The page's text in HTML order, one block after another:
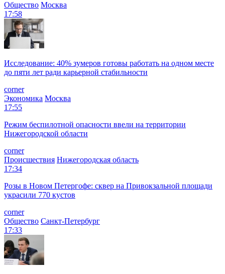
Общество Москва
17:58
Исследование: 40% зумеров готовы работать на одном месте
до пяти лет ради карьерной стабильности
corner
Экономика Москва
17:55
Режим беспилотной опасности ввели на территории
Нижегородской области
corner
Происшествия Нижегородская область
17:34
Розы в Новом Петергофе: сквер на Привокзальной площади
украсили 770 кустов
corner
Общество Санкт-Петербург
17:33